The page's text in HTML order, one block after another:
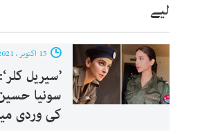
لیے
’سیریل
سونیا
کی وردی